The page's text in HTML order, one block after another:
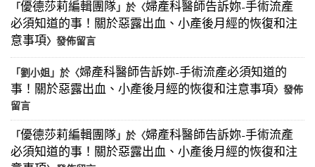
「優德莎莉編輯團隊」於〈婦產科醫師告訴妳-手術流產
必須知道的事！關於惡露出血、小產後月經的恢復和注
意事項〉發佈留言
「劉小姐 」於〈婦產科醫師告訴妳-手術流產必須知道的
事！關於惡露出血、小產後月經的恢復和注意事項〉發佈
留言
「優德莎莉編輯團隊」於〈婦產科醫師告訴妳-手術流產
必須知道的事！關於惡露出血、小產後月經的恢復和注